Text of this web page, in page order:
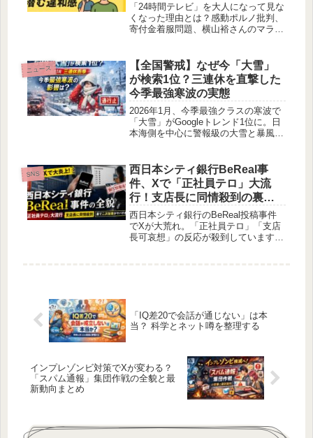
「24時間テレビ」を大人になって見な
くなった理由とは？感動ポルノ批判、
寄付金着服問題、横山裕さんのマラソ
えます。
ニュース
【全国警戒】なぜ今「大雪」
が検索1位？三連休を直撃した
今季最強寒波の実態
2026年1月、今季最強クラスの寒波で
「大雪」がGoogleトレンド1位に。日
本海側を中心に警報級の大雪と暴風雪
後の注意点を整理します。
SNS
西日本シティ銀行BeReal事
件、Xで「正社員テロ」大流
行！支店長に同情殺到の裏で
二次加害がヤバすぎる
西日本シティ銀行のBeReal投稿事件
でXが大荒れ。「正社員テロ」「支店
長可哀想」の反応が殺到しています。
「IQ差20で会話が通じない」は本
当？ 科学とネット噂を整理する
インプレゾンビ対策でXが変わる？
「スパム通報」集団作戦の全貌と最
新動向まとめ